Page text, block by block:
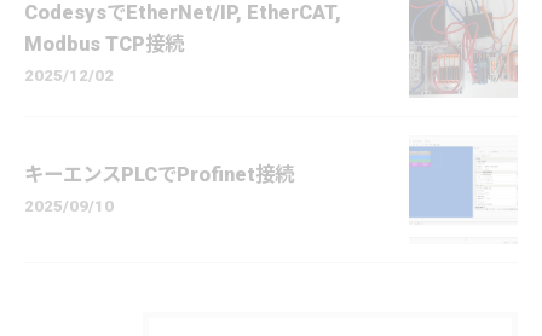
CodesysでEtherNet/IP, EtherCAT,
Modbus TCP接続
2025/12/02
キーエンスPLCでProfinet接続
2025/09/10